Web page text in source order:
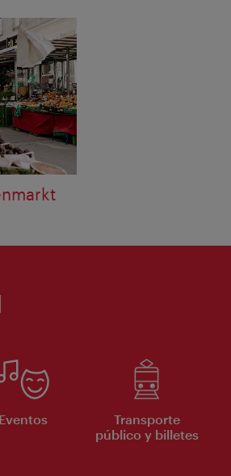
Eventos
Transporte
público y billetes